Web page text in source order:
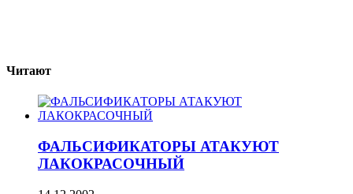
Читают
ФАЛЬСИФИКАТОРЫ АТАКУЮТ
ЛАКОКРАСОЧНЫЙ